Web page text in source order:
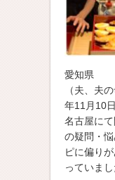
愛知県
（夫、夫
年11月
名古屋に
の疑問・
ピに偏り
っていま